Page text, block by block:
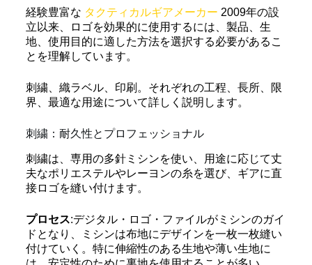
経験豊富な タクティカルギアメーカー 2009年の設
立以来、ロゴを効果的に使用するには、製品、生
地、使用目的に適した方法を選択する必要があるこ
とを理解しています。
刺繍、織ラベル、印刷。それぞれの工程、長所、限
界、最適な用途について詳しく説明します。
刺繍：耐久性とプロフェッショナル
刺繍は、専用の多針ミシンを使い、用途に応じて丈
夫なポリエステルやレーヨンの糸を選び、ギアに直
接ロゴを縫い付けます。
プロセス:デジタル・ロゴ・ファイルがミシンのガイ
ドとなり、ミシンは布地にデザインを一枚一枚縫い
付けていく。特に伸縮性のある生地や薄い生地に